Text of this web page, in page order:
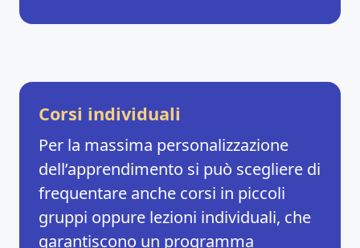
Corsi individuali
Per la massima personalizzazione
dell’apprendimento si può scegliere di
frequentare anche corsi in piccoli
gruppi oppure lezioni individuali, che
garantiscono un programma